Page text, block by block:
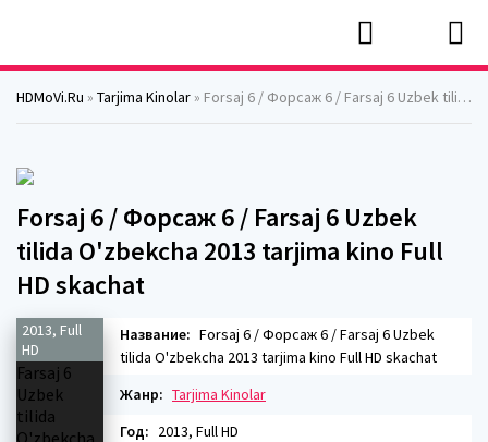
HDMoVi.Ru » Tarjima Kinolar » Forsaj 6 / Форсаж 6 / Farsaj 6 Uzbek tilida O'zbekcha 2013 tarjima kino Full HD skachat
Forsaj 6 / Форсаж 6 / Farsaj 6 Uzbek
tilida O'zbekcha 2013 tarjima kino Full
HD skachat
2013, Full
HD
Название: Forsaj 6 / Форсаж 6 / Farsaj 6 Uzbek
tilida O'zbekcha 2013 tarjima kino Full HD skachat
Жанр: Tarjima Kinolar
Год: 2013, Full HD